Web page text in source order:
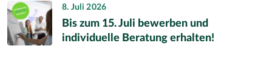
8. Juli 2026
Bis zum 15. Juli bewerben und
individuelle Beratung erhalten!